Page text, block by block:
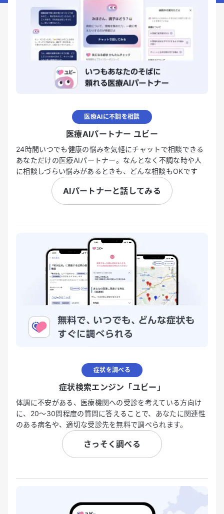
医療AIに不調を相談
医療AIパートナー ユビー
24時間いつでも健康の悩みを気軽にチャットで相談できる
あなただけの医療AIパートナー。なんとなく不調な時や人
に相談しづらい悩みがあるときも、どんな相談もOKです
AIパートナーと話してみる
症状を調べる
症状検索エンジン「ユビー」
体調に不安がある、医療機関への受診を考えている方向け
に、20〜30問程度の質問に答えることで、あなたに関連性
のある病名や、適切な受診先を無料で調べられます。
さっそく調べる